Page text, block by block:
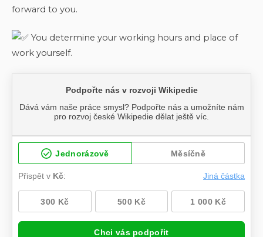
forward to you.
You determine your working hours and place of
work yourself.